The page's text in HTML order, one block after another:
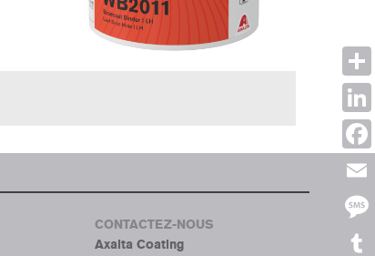
CONTACTEZ-NOUS
Axalta Coating